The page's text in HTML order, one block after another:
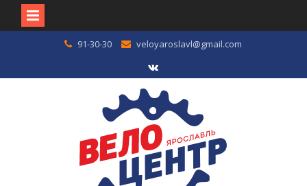
91-30-30 veloyaroslavl@gmail.com
VK